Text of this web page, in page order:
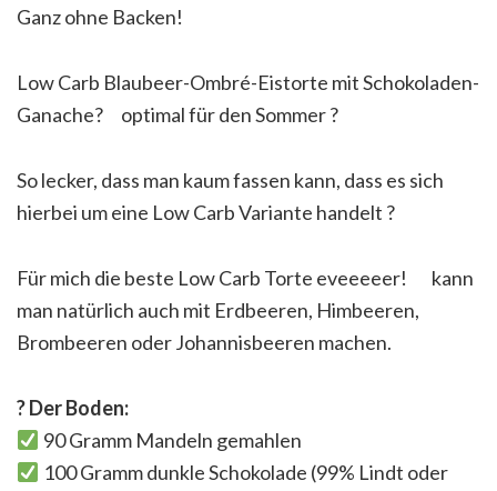
Ganz ohne Backen!
Low Carb Blaubeer-Ombré-Eistorte mit Schokoladen-
Ganache? optimal für den Sommer?
So lecker, dass man kaum fassen kann, dass es sich
hierbei um eine Low Carb Variante handelt ?
Für mich die beste Low Carb Torte eveeeeer!
kann
man natürlich auch mit Erdbeeren, Himbeeren,
Brombeeren oder Johannisbeeren machen.
?Der Boden:
90 Gramm Mandeln gemahlen
100 Gramm dunkle Schokolade (99% Lindt oder